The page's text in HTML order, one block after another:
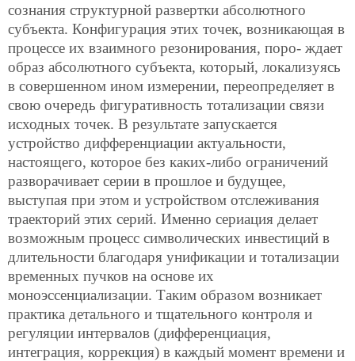
сознания структурной развертки абсолютного
субъекта. Конфигурация этих точек, возникающая в
процессе их взаимного резонирования, поро- ждает
образ абсолютного субъекта, который, локализуясь
в совершенном ином измерении, переопределяет в
свою очередь фигуративность тотализации связи
исходных точек. В результате запускается
устройство дифференциации актуальности,
настоящего, которое без каких-либо ограничений
разворачивает серии в прошлое и будущее,
выступая при этом и устройством отслеживания
траекторий этих серий. Именно сериация делает
возможным процесс символических инвестиций в
длительности благодаря унификации и тотализации
временных пучков на основе их
моноэссенциализации. Таким образом возникает
практика детального и тщательного контроля и
регуляции интервалов (дифференциация,
интеграция, коррекция) в каждый момент времени и